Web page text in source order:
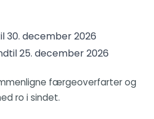
30. december 2026
25. december 2026
færgeoverfarter og
ro i sindet.